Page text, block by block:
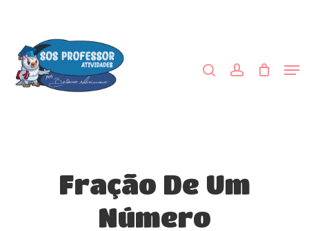
content
Fração De Um
Número